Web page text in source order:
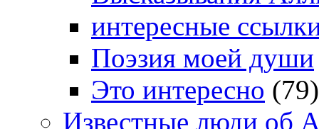
интересные
Поэзия моей души
Это интересно (79)
Известные люди об